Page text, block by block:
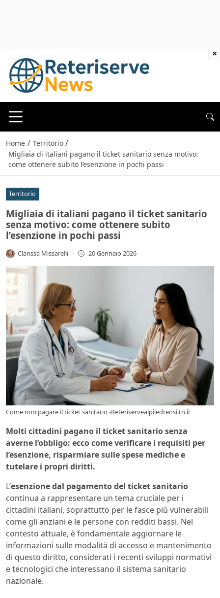
Home / Territorio /
Migliaia di italiani pagano il ticket sanitario senza motivo:
come ottenere subito l’esenzione in pochi passi
Territorio
Migliaia di italiani pagano il ticket sanitario
senza motivo: come ottenere subito
l’esenzione in pochi passi
Clarissa Missarelli - 20 Gennaio 2026
Come non pagare il ticket sanitario -Reteriservealpiledrensi.tn.it
Molti cittadini pagano il ticket sanitario senza
averne l’obbligo: ecco come verificare i requisiti per
l’esenzione, risparmiare sulle spese mediche e
tutelare i propri diritti.
L’esenzione dal pagamento del ticket sanitario
continua a rappresentare un tema cruciale per i
cittadini italiani, soprattutto per le fasce più vulnerabili
come gli anziani e le persone con redditi bassi. Nel
contesto attuale, è fondamentale aggiornare le
informazioni sulle modalità di accesso e mantenimento
di questo diritto, considerati i recenti sviluppi normativi
e tecnologici che interessano il sistema sanitario
nazionale.
×